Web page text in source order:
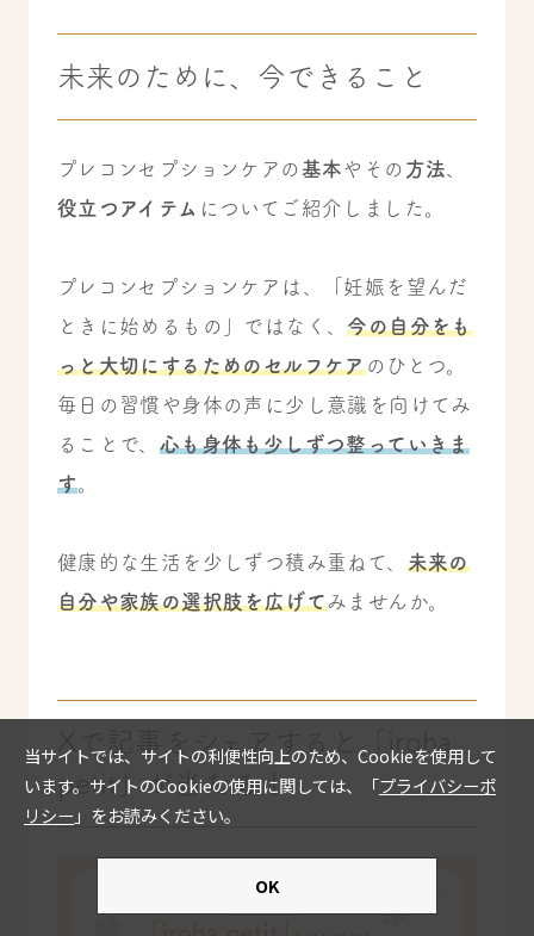
未来のために、今できること
プレコンセプションケアの 基本やその 方法
役立つアイテム についてご紹介しました。
プレコンセプションケアは、「妊娠を望んだ
ときに始めるもの」ではなく、今の自分をも
っと大切にするためのセルフケアのひとつ。
毎日の習慣や身体の声に少し意識を向けてみ
ることで、 心も身体も少しずつ整っていきま
す。
健康的な生活を少しずつ積み重ねて、 未来の
自分や家族の選択肢を広げてみませんか。
Xで記事をシェアすると「iroha
petit」が当たる！